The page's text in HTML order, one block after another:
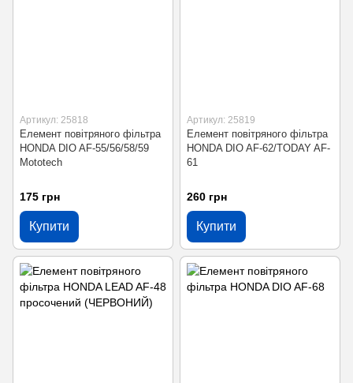
Артикул: 25818
Елемент повітряного фільтра
HONDA DIO AF-55/56/58/59
Mototech
175 грн
Купити
Артикул: 25819
Елемент повітряного фільтра
HONDA DIO AF-62/TODAY AF-
61
260 грн
Купити